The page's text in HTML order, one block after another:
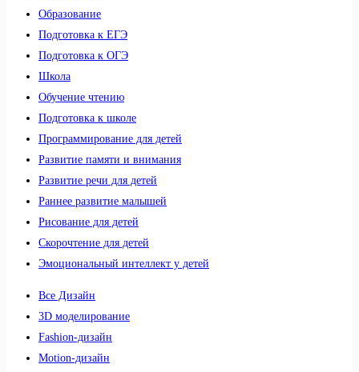
Образование
Подготовка к ЕГЭ
Подготовка к ОГЭ
Школа
Обучение чтению
Подготовка к школе
Программирование для детей
Развитие памяти и внимания
Развитие речи для детей
Раннее развитие малышей
Рисование для детей
Скорочтение для детей
Эмоциональный интеллект у детей
Все Дизайн
3D моделирование
Fashion-дизайн
Motion-дизайн